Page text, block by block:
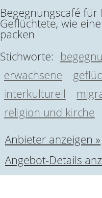
Begegnungscafé für
Geflüchtete, wie
packen
Stichworte:
erwachsene
interkulturell
religion und kirche
Anbieter anzeigen »
Angebot-Details